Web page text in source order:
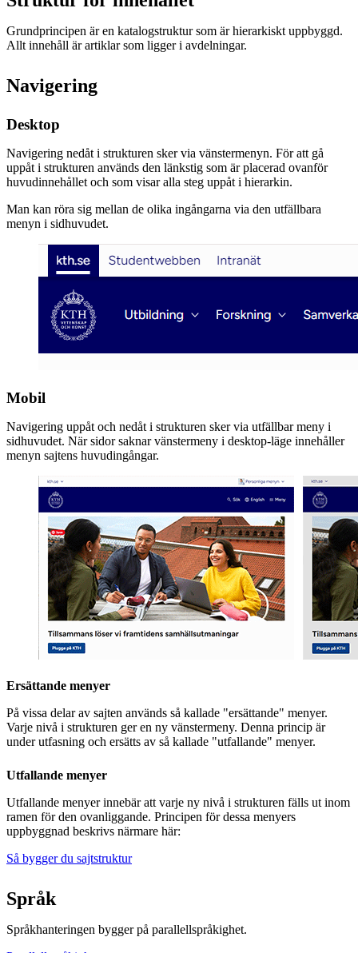
Grundprincipen är en katalogstruktur som är hierarkiskt uppbyggd.
Allt innehåll är artiklar som ligger i avdelningar.
Navigering
Desktop
Navigering nedåt i strukturen sker via vänstermenyn. För att gå
uppåt i strukturen används den länkstig som är placerad ovanför
huvudinnehållet och som visar alla steg uppåt i hierarkin.
Man kan röra sig mellan de olika ingångarna via den utfällbara
menyn i sidhuvudet.
Mobil
Navigering uppåt och nedåt i strukturen sker via utfällbar meny i
sidhuvudet. När sidor saknar vänstermeny i desktop-läge innehåller
menyn sajtens huvudingångar.
Ersättande menyer
På vissa delar av sajten används så kallade "ersättande" menyer.
Varje nivå i strukturen ger en ny vänstermeny. Denna princip är
under utfasning och ersätts av så kallade "utfallande" menyer.
Utfallande menyer
Utfallande menyer innebär att varje ny nivå i strukturen fälls ut inom
ramen för den ovanliggande. Principen för dessa menyers
uppbyggnad beskrivs närmare här:
Så bygger du sajtstruktur
Språk
Språkhanteringen bygger på parallellspråkighet.